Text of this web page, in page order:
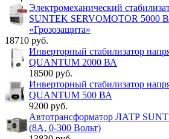
Электромеханический
SUNTEK SERVOMOTOR 5000
«Грозозащита»
18710 руб.
Инверторный стабилизатор
QUANTUM 2000 ВА
18500 руб.
Инверторный стабилизатор
QUANTUM 500 ВА
9200 руб.
Автотрансформатор ЛАТР
(8А, 0-300 Вольт)